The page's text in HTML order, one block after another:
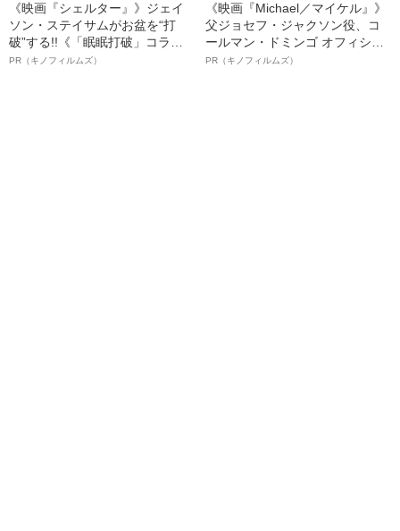
《映画『シェルター』》ジェイ
ソン・ステイサムがお盆を“打
破”する!!《「眠眠打破」コラ
ボ》
PR（キノフィルムズ）
《映画『Michael／マイケル』》
父ジョセフ・ジャクソン役、コ
ールマン・ドミンゴ オフィシャ
ルインタビュー“観客を魅了した
PR（キノフィルムズ）